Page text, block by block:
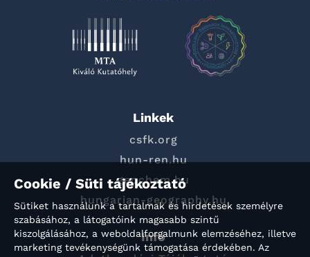
Linkek
csfk.org
hun-ren.hu
geochem.hu
hungarian-geography.hu
Info
Cookie / Süti tájékoztató
Sütiket használunk a tartalmak és hirdetések személyre
szabásához, a látogatóink magasabb szintű
kiszolgálásához, a weboldalforgalmunk elemzéséhez, illetve
marketing tevékenységünk támogatása érdekében. Az